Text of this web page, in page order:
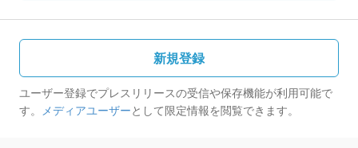
新規登録
ユーザー登録でプレスリリースの受信や保存機能が利用可能で
す。 メディアユーザーとして限定情報を閲覧できます。